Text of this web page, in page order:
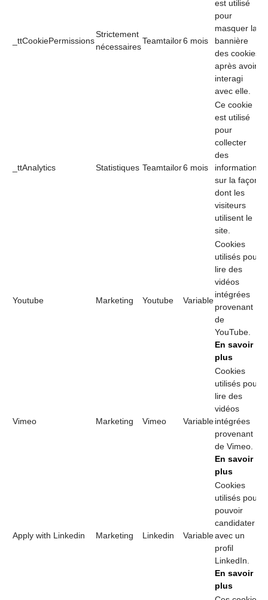
_ttCookiePermissions
Strictement
nécessaires
Teamtailor6 mois
est utilisé
pour
masquer la
bannière
des cookies
après avoir
interagi
avec elle.
_ttAnalytics Statistiques Teamtailor6 mois
Ce cookie
est utilisé
pour
collecter
des
informations
sur la façon
dont les
visiteurs
utilisent le
site.
Youtube Marketing Youtube Variable
Cookies
utilisés pour
lire des
vidéos
intégrées
provenant
de
YouTube.
En savoir
plus
Vimeo Marketing Vimeo Variable
Cookies
utilisés pour
lire des
vidéos
intégrées
provenant
de Vimeo.
En savoir
plus
Apply with Linkedin Marketing Linkedin Variable
Cookies
utilisés pour
pouvoir
candidater
avec un
profil
LinkedIn.
En savoir
plus